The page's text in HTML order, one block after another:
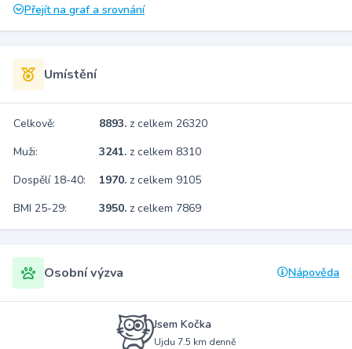
Přejít na graf a srovnání
Umístění
Celkově: 8893. z celkem 26320
Muži:
3241. z celkem 8310
Dospělí 18-40:
1970. z celkem 9105
BMI 25-29:
3950. z celkem 7869
Osobní výzva Nápověda
Jsem Kočka
Ujdu 7.5 km denně